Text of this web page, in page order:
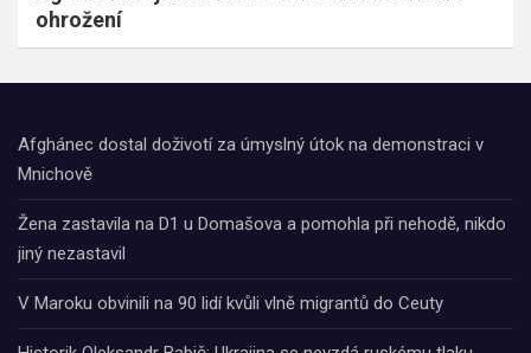
ohrožení
Afghánec dostal doživotí za úmyslný útok na demonstraci v
Mnichově
Žena zastavila na D1 u Domašova a pomohla při nehodě, nikdo
jiný nezastavil
V Maroku obvinili na 90 lidí kvůli vlně migrantů do Ceuty